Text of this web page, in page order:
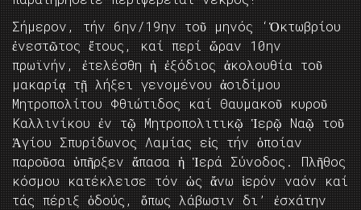
Σήμερον, τήν 6ην/19ην τοῦ μηνός ‘Ὁκτωβρίου
ἐνεστῶτος ἔτους, καί περί ὥραν 10ην
πρωϊνήν, ἐτελέσθη ἡ ἐξόδιος ἀκολουθία τοῦ
μακαρίᾳ τῇ λήξει γενομένου ἀοιδίμου
Μητροπολίτου Φθιώτιδος καί Θαυμακοῦ κυροῦ
Καλλινίκου ἐν τῷ Μητροπολιτικῷ Ἱερῷ Ναῷ τοῦ
Ἁγίου Σπυρίδωνος Λαμίας εἰς τήν ὁποίαν
παροῦσα ὑπῆρξεν ἅπασα ἡ Ἱερά Σύνοδος. Πλῆθος
κόσμου κατέκλεισε τόν ὡς ἄνω ἱερόν ναόν καί
τάς πέριξ ὁδούς, ὅπως λάβωσιν δι’ ἐσχάτην